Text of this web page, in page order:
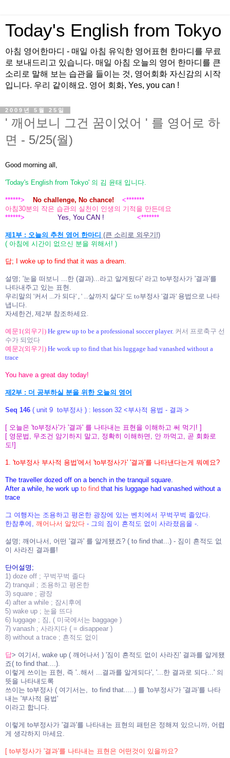
Today's English from Tokyo
아침 영어한마디 - 매일 아침 유익한 영어표현 한마디를 무료
로 보내드리고 있습니다. 매일 아침 오늘의 영어 한마디를 큰
소리로 말해 보는 습관을 들이는 것, 영어회화 자신감의 시작
입니다. 우리 같이해요. 영어 회화, Yes, you can !
2009년 5월 25일
' 깨어보니 그건 꿈이었어 ' 를 영어로 하
면 - 5/25(월)
Good morning all,
'Today's English from Tokyo' 의 김 윤태 입니다.
******> No challenge, No chance! <*******
아침30분의 작은 습관의 실천이 인생의 기적을 만든데요
******>
Yes, You CAN ! <*******
제1부 : 오늘의 추천 영어 한마디 (큰 소리로 외우기!)
( 아침에 시간이 없으신 분을 위해서! )
답; I woke up to find that it was a dream.
설명; '눈을 떠보니 ...한 (결과)...라고 알게됬다' 라고 to부정사가 '결과'를
나타내주고 있는 표현.
우리말의 '커서 ...가 되다' , ' ...살까지 살다' 도 to부정사 '결과' 용법으로 나타
냅니다.
자세한건, 제2부 참조하세요.
예문1(외우기) He grew up to be a professional soccer player. 커서 프로축구 선
수가 되었다
예문2(외우기) He work up to find that his luggage had vanashed without a
trace
You have a great day today!
제2부 : 더 공부하실 분을 위한 오늘의 영어
Seq 146 ( unit 9 to부정사 ) : lesson 32 <부사적 용법 - 결과 >
[ 오늘은 'to부정사'가 '결과' 를 나타내는 표현을 이해하고 써 먹기! ]
[ 영문법, 무조건 암기하지 말고, 정확히 이해하면, 안 까먹고, 곧 회화로
도!]
1. 'to부정사 부사적 용법'에서 'to부정사가' '결과'를 나타낸다는게 뭐예요?
The traveller dozed off on a bench in the tranquil square.
After a while, he work up to find that his luggage had vanashed without a
trace
그 여행자는 조용하고 평온한 광장에 있는 벤치에서 꾸벅꾸벅 졸았다.
한참후에, 깨어나서 알았다 - 그의 짐이 흔적도 없이 사라졌음을 -.
설명; 깨어나서, 어떤 '결과' 를 알게됐죠? ( to find that...) - 짐이 흔적도 없
이 사라진 결과를!
단어설명;
1) doze off ; 꾸벅꾸벅 졸다
2) tranquil ; 조용하고 평온한
3) square ; 광장
4) after a while ; 잠시후에
5) wake up ; 눈을 뜨다
6) luggage ; 짐, ( 미국에서는 baggage )
7) vanash ; 사라지다 ( = disappear )
8) without a trace ; 흔적도 없이
답> 여기서, wake up ( 깨어나서 ) '짐이 흔적도 없이 사라진' 결과를 알게됐
죠( to find that....).
이렇게 쓰이는 표현, 즉 '..해서 ...결과를 알게되다', '...한 결과로 되다...' 의
뜻을 나타내도록
쓰이는 to부정사 ( 여기서는, to find that.....) 를 'to부정사'가 '결과'를 나타
내는 '부사적 용법'
이라고 합니다.
이렇게 to부정사가 '결과'를 나타내는 표현의 패턴은 정해져 있으니까, 어렵
게 생각하지 마세요.
[ to부정사가 '결과'를 나타내는 표현은 어떤것이 있을까요?